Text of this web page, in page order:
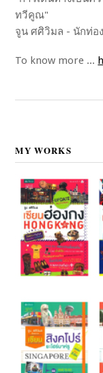
ทวีคูณ"
จูน ศศิวิมล - นักท่อ
To know more ...
MY WORKS